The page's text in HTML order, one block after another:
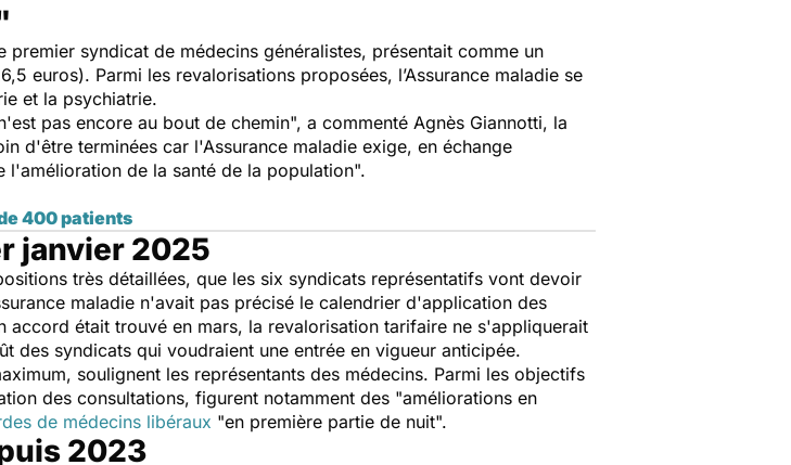
syndicat de médecins généralistes, présentait comme un
euros). Parmi les revalorisations proposées, l’Assurance maladie se
et la psychiatrie.
pas encore au bout de chemin", a commenté Agnès Giannotti, la
d'être terminées car l'Assurance maladie exige, en échange
l'amélioration de la santé de la population".
400 patients
janvier 2025
très détaillées, que les six syndicats représentatifs vont devoir
maladie n'avait pas précisé le calendrier d'application des
était trouvé en mars, la revalorisation tarifaire ne s'appliquerait
des syndicats qui voudraient une entrée en vigueur anticipée.
soulignent les représentants des médecins. Parmi les objectifs
des consultations, figurent notamment des "améliorations en
de médecins libéraux "en première partie de nuit".
2023